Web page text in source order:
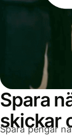
Spara
skickar
Spara pengar